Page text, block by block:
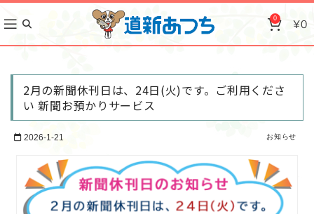
0 ¥0
2月の新聞休刊日は、24日(火)です。ご利用くださ
い 新聞お預かりサービス
2026-1-21 お知らせ